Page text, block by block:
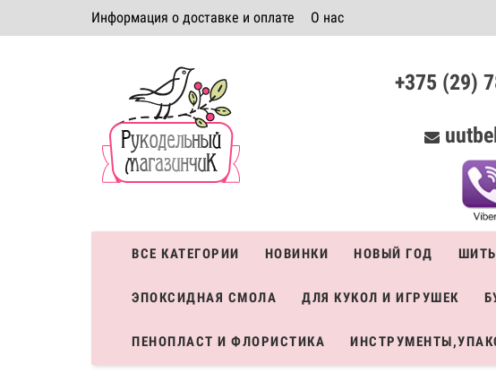
Информация о доставке и оплате О нас
Система скидок +375 (29)
ВСЕ КАТЕГОРИИ НОВИНКИ НОВЫЙ ГОД
ЭПОКСИДНАЯ СМОЛА ДЛЯ КУКОЛ И ИГРУШЕК
ПЕНОПЛАСТ И ФЛОРИСТИКА